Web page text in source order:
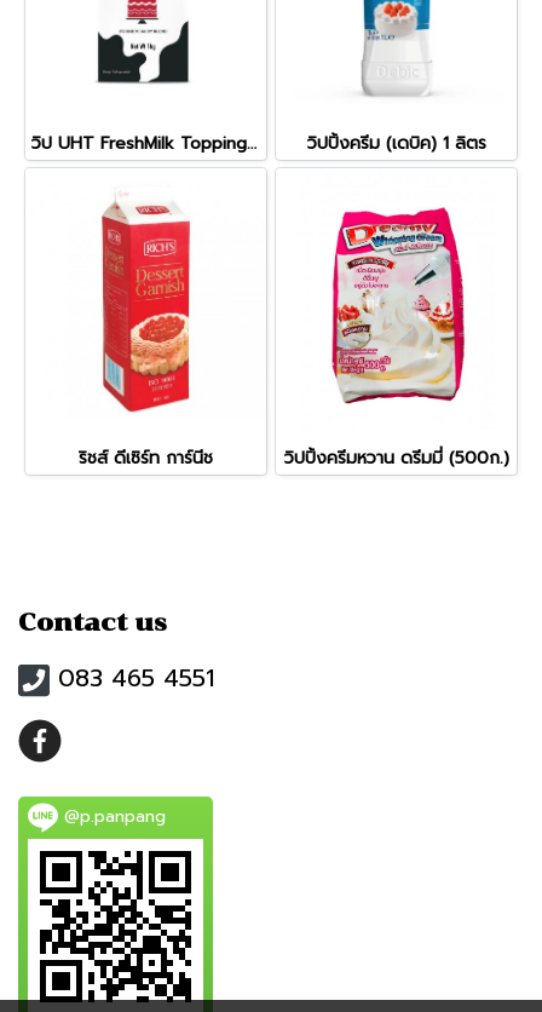
วิป UHT FreshMilk Topping (1.000ก.) วิปปิ้งครีม (เดบิค) 1 ลิตร
ริชส์ ดีเซิร์ท การ์นีช วิปปิ้งครีมหวาน ดรีมมี่ (500ก.)
Contact us
083 465 4551
@p.panpang